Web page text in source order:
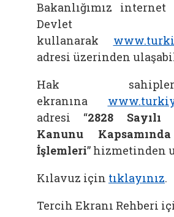
Bakanlığımız
Devlet
kullanarak
adresi üzerinden
Hak
ekranına
adresi “2828 Sayılı
Kanunu
İşlemleri” hizmetinden
Kılavuz için tıklayınız.
Tercih Ekranı Rehberi